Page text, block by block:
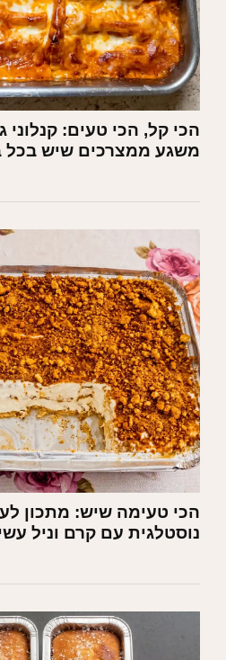
הכי קל, הכי טעים: קנלוני
משגע ממצרכים שיש בכל
הכי טעימה שיש: מתכון
נוסטלגית עם קרם וניל